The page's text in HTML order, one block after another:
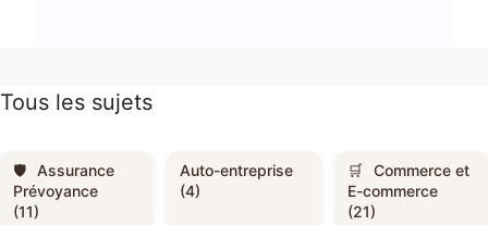
Tous les sujets
Assurance
Prévoyance
(11)
Auto-entreprise
(4)
Commerce et
E-commerce
(21)